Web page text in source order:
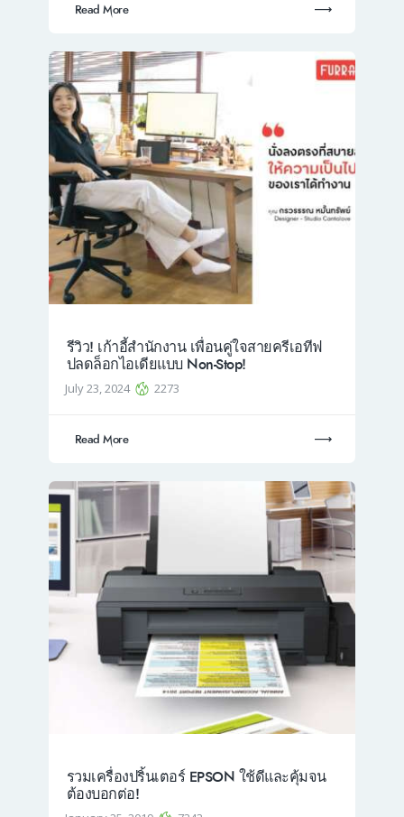
Read More
รีวิว! เก้าอี้สำนักงาน เพื่อนคู่ใจสายครีเอทีฟ
ปลดล็อกไอเดียแบบ Non-Stop!
July 23, 2024 2273
Read More
รวมเครื่องปริ้นเตอร์ EPSON ใช้ดีและคุ้มจน
ต้องบอกต่อ!